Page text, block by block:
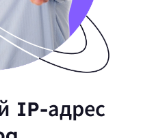
IP-адрес